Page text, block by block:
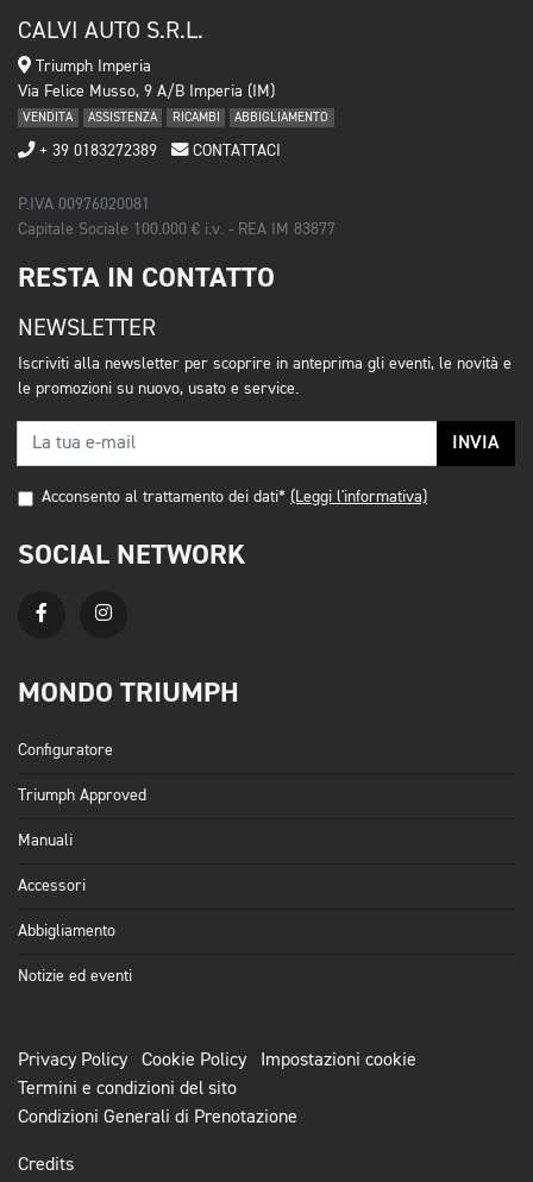
CALVI AUTO S.R.L.
Triumph Imperia
Via Felice Musso, 9 A/B Imperia (IM)
VENDITA ASSISTENZA RICAMBI ABBIGLIAMENTO
+ 39 0183272389 CONTATTACI
P.IVA 00976020081
Capitale Sociale 100.000 € i.v. - REA IM 83877
RESTA IN CONTATTO
NEWSLETTER
Iscriviti alla newsletter per scoprire in anteprima gli eventi, le novità e
le promozioni su nuovo, usato e service.
INVIA
Acconsento al trattamento dei dati* (Leggi l'informativa)
SOCIAL NETWORK
MONDO TRIUMPH
Configuratore
Triumph Approved
Manuali
Accessori
Abbigliamento
Notizie ed eventi
Privacy Policy Cookie Policy
Impostazioni cookie
Termini e condizioni del sito
Condizioni Generali di Prenotazione
Credits